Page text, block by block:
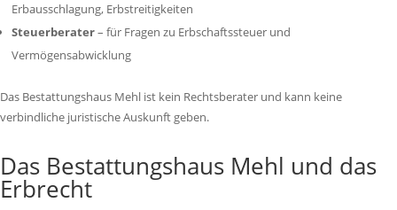
Erbausschlagung, Erbstreitigkeiten
Steuerberater– für Fragen zu Erbschaftssteuer und
Vermögensabwicklung
Das Bestattungshaus Mehl ist kein Rechtsberater und kann keine
verbindliche juristische Auskunft geben.
Das Bestattungshaus Mehl und das
Erbrecht